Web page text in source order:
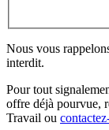
Nous vous
interdit.
Pour tout
offre déjà pourvue,
Travail ou